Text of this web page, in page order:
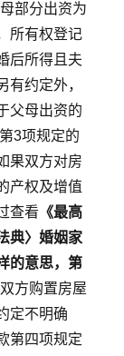
部分出资为
所有权登记
后所得且夫
有约定外，
父母出资的
3项规定的
果双方对房
产权及增值
查看 《最高
典〉婚姻家
的意思，第
方购置房屋
定不明确
第四项规定